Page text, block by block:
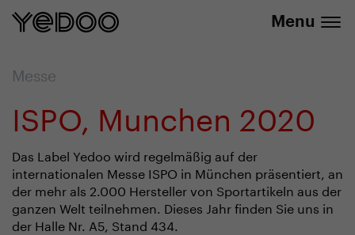
Menu
Messe
ISPO, Munchen 2020
Das Label Yedoo wird regelmäßig auf der
internationalen Messe ISPO in München präsentiert, an
der mehr als 2.000 Hersteller von Sportartikeln aus der
ganzen Welt teilnehmen. Dieses Jahr finden Sie uns in
der Halle Nr. A5, Stand 434.